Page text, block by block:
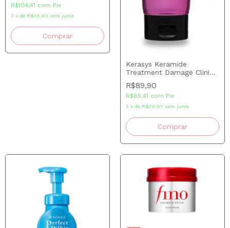
R$104,41 com Pix
3 x de R$36,63 sem juros
Kerasys Keramide
Treatment Damage Clinic
200 ml
R$89,90
R$85,41 com Pix
3 x de R$29,97 sem juros